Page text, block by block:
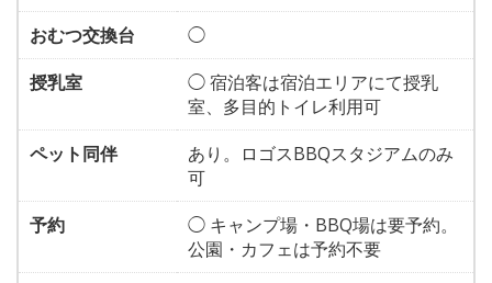
おむつ交換台
◯
授乳室
◯ 宿泊客は宿泊エリアにて授乳
室、多目的トイレ利用可
ペット同伴
あり。ロゴスBBQスタジアムのみ
可
予約
◯ キャンプ場・BBQ場は要予約。
公園・カフェは予約不要